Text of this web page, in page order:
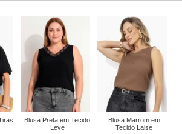
Blusa Preta em Tecido
Leve
Blusa Marrom em
Tecido Laise